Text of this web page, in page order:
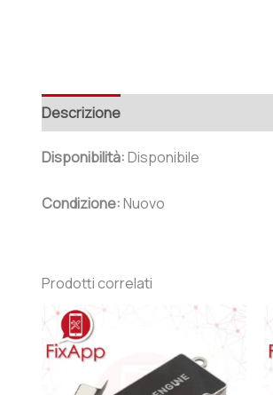
Descrizione
Disponibilità:Disponibile
Condizione:Nuovo
Prodotti correlati